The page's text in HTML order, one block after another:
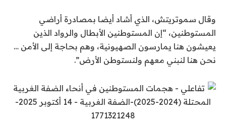
وقال سموتريتش، الذي أشاد أيضا بمصادرة أراضي
المستوطنين، “إن المستوطنين الأبطال والرواد الذين
يعيشون هنا يمارسون الصهيونية، وهم بحاجة إلى الأمن …
نحن هنا لنبني معهم ولنستوطن الأرض”.